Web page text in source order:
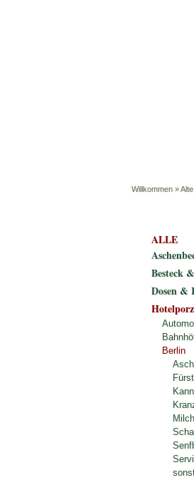
Willkommen »
ALLE
Besteck
Dosen &
Berlin